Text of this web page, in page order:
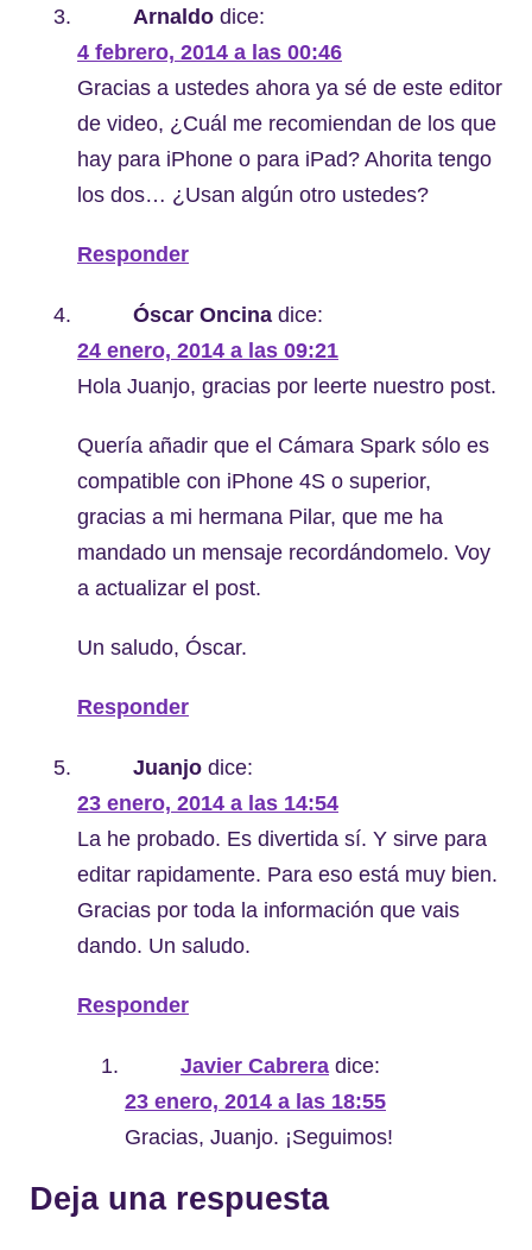
Arnaldo dice:
4 febrero, 2014 a las 00:46
Gracias a ustedes ahora ya sé de este editor
de video, ¿Cuál me recomiendan de los que
hay para iPhone o para iPad? Ahorita tengo
los dos… ¿Usan algún otro ustedes?
Responder
Óscar Oncina dice:
24 enero, 2014 a las 09:21
Hola Juanjo, gracias por leerte nuestro post.
Quería añadir que el Cámara Spark sólo es
compatible con iPhone 4S o superior,
gracias a mi hermana Pilar, que me ha
mandado un mensaje recordándomelo. Voy
a actualizar el post.
Un saludo, Óscar.
Responder
Juanjo dice:
23 enero, 2014 a las 14:54
La he probado. Es divertida sí. Y sirve para
editar rapidamente. Para eso está muy bien.
Gracias por toda la información que vais
dando. Un saludo.
Responder
Javier Cabrera dice:
23 enero, 2014 a las 18:55
Gracias, Juanjo. ¡Seguimos!
Deja una respuesta